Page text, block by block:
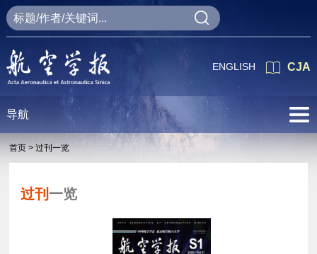
CJA
ENGLISH
导航
首页 > 过刊一览
过刊 一览